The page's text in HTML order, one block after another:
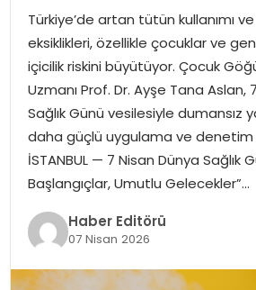
EĞITIM
MAGAZIN
SPOR
YAŞAM
Türkiye’de artan tütün kullanımı
eksiklikleri, özellikle çocuklar ve
içicilik riskini büyütüyor. Çocuk
Uzmanı Prof. Dr. Ayşe Tana Aslan,
Sağlık Günü vesilesiyle dumansız
daha güçlü uygulama ve denetim
İSTANBUL — 7 Nisan Dünya Sağlık
Başlangıçlar, Umutlu Gelecekler”…
Haber Editörü
07 Nisan 2026